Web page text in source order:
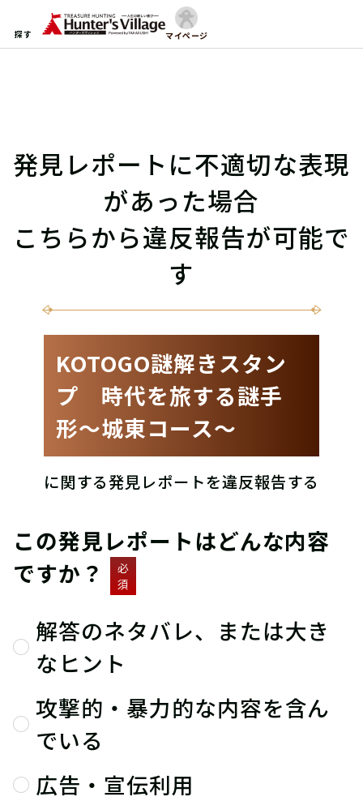
探す マイページ
発見レポートに不適切な表現
があった場合
こちらから違反報告が可能で
す
KOTOGO謎解きスタン
プ 時代を旅する謎手
形〜城東コース〜
に関する発見レポートを違反報告する
この発見レポートはどんな内容
ですか？
必
須
解答のネタバレ、または大き
なヒント
攻撃的・暴力的な内容を含ん
でいる
広告・宣伝利用